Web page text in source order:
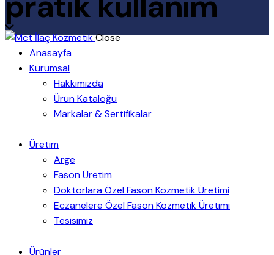
Close
Anasayfa
Kurumsal
Hakkımızda
Ürün Kataloğu
Markalar & Sertifikalar
Üretim
Arge
Fason Üretim
Doktorlara Özel Fason Kozmetik Üretimi
Eczanelere Özel Fason Kozmetik Üretimi
Tesisimiz
Ürünler